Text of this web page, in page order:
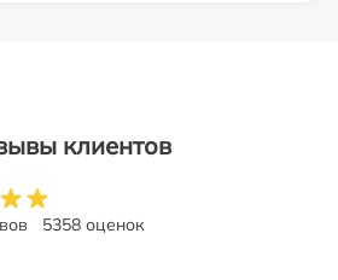
клиентов
5358 оценок